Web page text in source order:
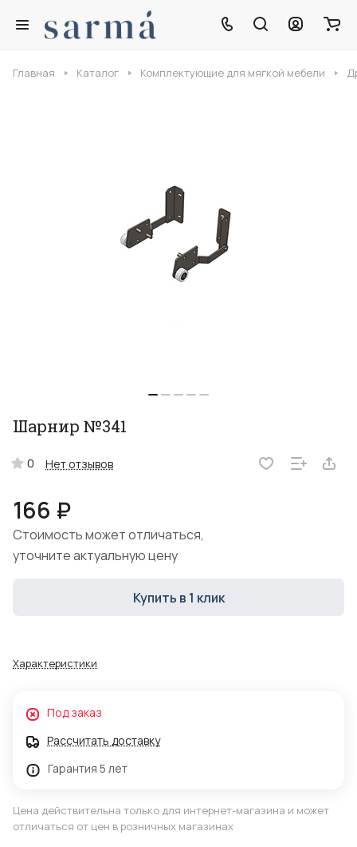
Главная Каталог Комплектующие для мягкой мебели
Шарнир №341
0 Нет отзывов
166 ₽
Стоимость может отличаться,
уточните актуальную цену
Купить в 1 клик
Характеристики
Под заказ
Рассчитать доставку
Гарантия 5 лет
Цена действительна только для интернет-магазина и может
отличаться от цен в розничных магазинах